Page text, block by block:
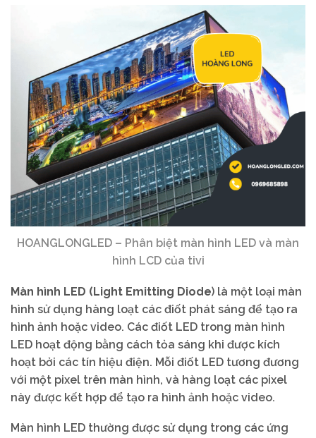
HOANGLONGLED – Phân biệt màn hình LED và màn
hình LCD của tivi
Màn hình LED (Light Emitting Diode) là một loại màn
hình sử dụng hàng loạt các điốt phát sáng để tạo ra
hình ảnh hoặc video. Các điốt LED trong màn hình
LED hoạt động bằng cách tỏa sáng khi được kích
hoạt bởi các tín hiệu điện. Mỗi điốt LED tương đương
với một pixel trên màn hình, và hàng loạt các pixel
này được kết hợp để tạo ra hình ảnh hoặc video.
Màn hình LED thường được sử dụng trong các ứng